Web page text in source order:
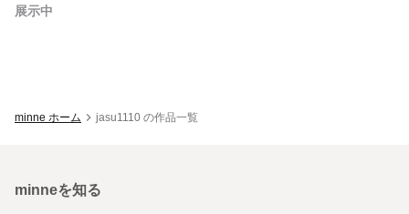
展示中
minne ホーム jasu1110 の作品一覧
minneを知る